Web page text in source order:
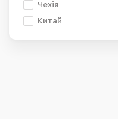
Чехія
Китай